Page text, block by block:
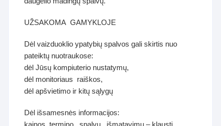
UŽSAKOMA GAMYKLOJE
Dėl vaizduoklio ypatybių spalvos gali skirtis nuo
pateiktų nuotraukose:
dėl Jūsų kompiuterio nustatymų,
dėl monitoriaus raiškos,
dėl apšvietimo ir kitų sąlygų
Dėl išsamesnės informacijos:
kainos, termino , spalvų , išmatavimų – klausti